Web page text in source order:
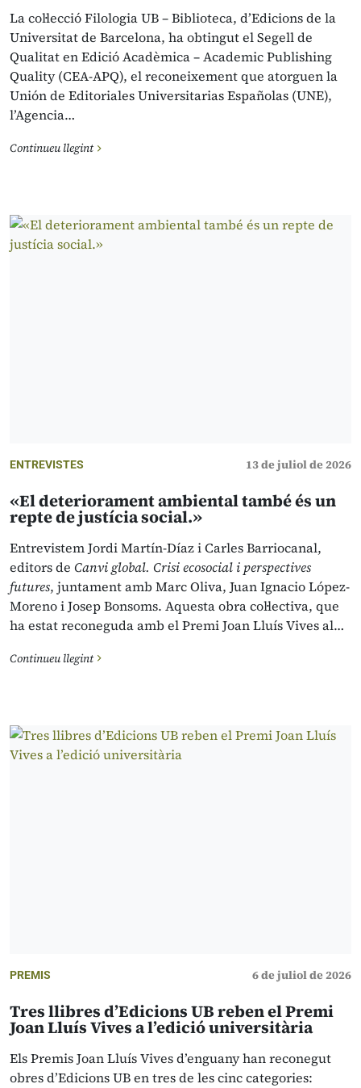
La col·lecció Filologia UB – Biblioteca, d’Edicions de la
Universitat de Barcelona, ha obtingut el Segell de
Qualitat en Edició Acadèmica – Academic Publishing
Quality (CEA-APQ), el reconeixement que atorguen la
Unión de Editoriales Universitarias Españolas (UNE),
l’Agencia…
Continueu llegint
ENTREVISTES 13 de juliol de 2026
«El deteriorament ambiental també és un
repte de justícia social.»
Entrevistem Jordi Martín-Díaz i Carles Barriocanal,
editors de Canvi global. Crisi ecosocial i perspectives
futures, juntament amb Marc Oliva, Juan Ignacio López-
Moreno i Josep Bonsoms. Aquesta obra col·lectiva, que
ha estat reconeguda amb el Premi Joan Lluís Vives al…
Continueu llegint
PREMIS 6 de juliol de 2026
Tres llibres d’Edicions UB reben el Premi
Joan Lluís Vives a l’edició universitària
Els Premis Joan Lluís Vives d’enguany han reconegut
obres d’Edicions UB en tres de les cinc categories: